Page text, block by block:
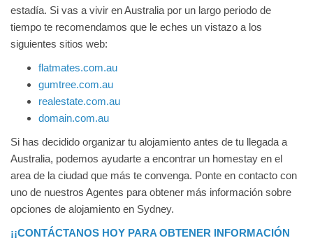
estadía. Si vas a vivir en Australia por un largo periodo de
tiempo te recomendamos que le eches un vistazo a los
siguientes sitios web:
flatmates.com.au
gumtree.com.au
realestate.com.au
domain.com.au
Si has decidido organizar tu alojamiento antes de tu llegada a
Australia, podemos ayudarte a encontrar un homestay en el
area de la ciudad que más te convenga. Ponte en contacto con
uno de nuestros Agentes para obtener más información sobre
opciones de alojamiento en Sydney.
¡¡CONTÁCTANOS HOY PARA OBTENER INFORMACIÓN